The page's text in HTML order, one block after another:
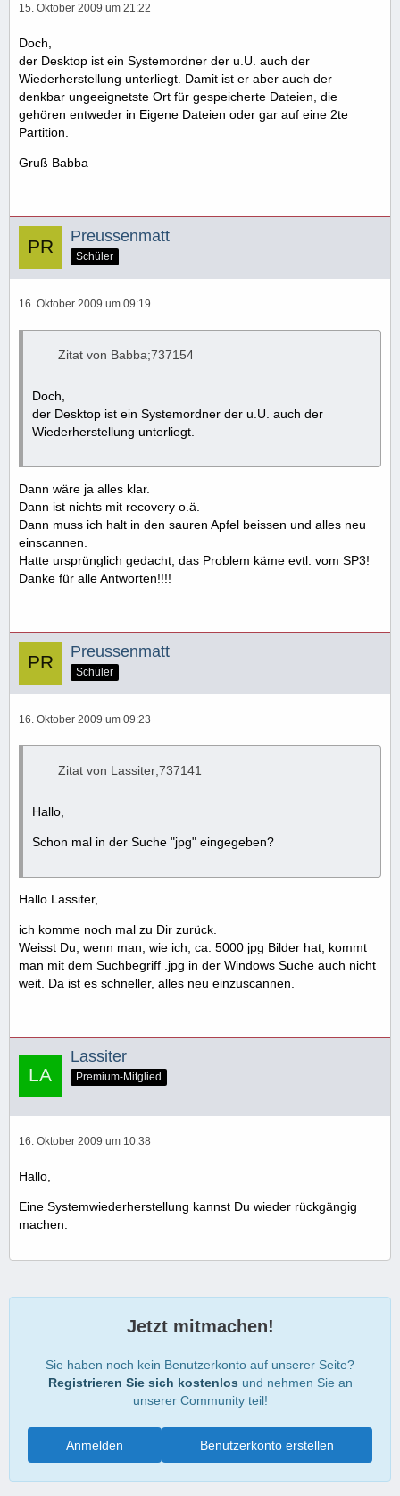
15. Oktober 2009 um 21:22
Doch,
der Desktop ist ein Systemordner der u.U. auch der
Wiederherstellung unterliegt. Damit ist er aber auch der
denkbar ungeeignetste Ort für gespeicherte Dateien, die
gehören entweder in Eigene Dateien oder gar auf eine 2te
Partition.
Gruß Babba
Preussenmatt
Schüler
16. Oktober 2009 um 09:19
Zitat von Babba;737154
Doch,
der Desktop ist ein Systemordner der u.U. auch der
Wiederherstellung unterliegt.
Dann wäre ja alles klar.
Dann ist nichts mit recovery o.ä.
Dann muss ich halt in den sauren Apfel beissen und alles neu
einscannen.
Hatte ursprünglich gedacht, das Problem käme evtl. vom SP3!
Danke für alle Antworten!!!!
Preussenmatt
Schüler
16. Oktober 2009 um 09:23
Zitat von Lassiter;737141
Hallo,
Schon mal in der Suche "jpg" eingegeben?
Hallo Lassiter,
ich komme noch mal zu Dir zurück.
Weisst Du, wenn man, wie ich, ca. 5000 jpg Bilder hat, kommt
man mit dem Suchbegriff .jpg in der Windows Suche auch nicht
weit. Da ist es schneller, alles neu einzuscannen.
Lassiter
Premium-Mitglied
16. Oktober 2009 um 10:38
Hallo,
Eine Systemwiederherstellung kannst Du wieder rückgängig
machen.
Jetzt mitmachen!
Sie haben noch kein Benutzerkonto auf unserer Seite?
Registrieren Sie sich kostenlos und nehmen Sie an
unserer Community teil!
Benutzerkonto erstellen
Anmelden